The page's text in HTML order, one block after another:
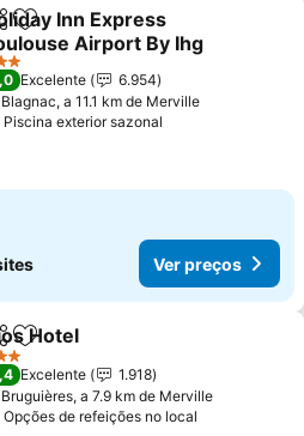
Adicionar aos favoritos
Inn Express
Airport By Ihg
Excelente
6.954
Blagnac, a 11.1 km de Merville
Piscina exterior sazonal
Ver preços
Adicionar aos favoritos
Hotel
Excelente
1.918
Bruguières, a 7.9 km de Merville
Opções de refeições no local